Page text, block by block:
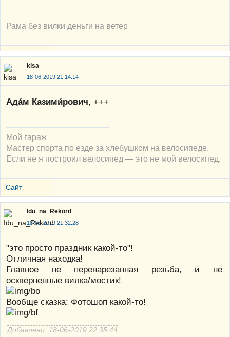
Рама без вилки деньги на ветер
kisa
18-06-2019 21:14:14
Ада́м Казими́рович, +++
Мой гараж
Мастер спорта по езде за хлебушком на велосипеде.
Если не я построил велосипед — это не мой велосипед.
Сайт
Idu_na_Rekord
18-06-2019 21:32:28
"это просто праздник какой-то"!
Отличная находка!
Главное не перенарезанная резьба, и не
оскверненные вилка/мостик!
Вообще сказка: Фотошоп какой-то!
Добавлено: 18-06-2019 22:35:44